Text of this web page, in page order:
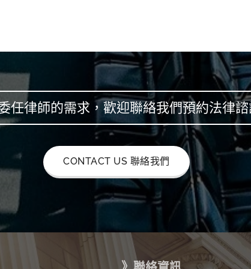
任律師的需求，歡迎聯絡我們預約法律
CONTACT US 聯絡我們